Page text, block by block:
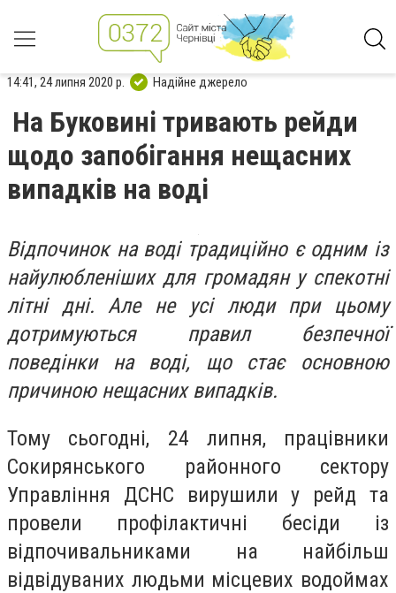
14:41, 24 липня 2020 р. Надійне джерело
На Буковині тривають рейди
щодо запобігання нещасних
випадків на воді
Відпочинок на воді традиційно є одним із
найулюбленіших для громадян у спекотні
літні дні. Але не усі люди при цьому
дотримуються правил безпечної
поведінки на воді, що стає основною
причиною нещасних випадків.
Тому сьогодні, 24 липня, працівники
Сокирянського районного сектору
Управління ДСНС вирушили у рейд та
провели профілактичні бесіди із
відпочивальниками на найбільш
відвідуваних людьми місцевих водоймах